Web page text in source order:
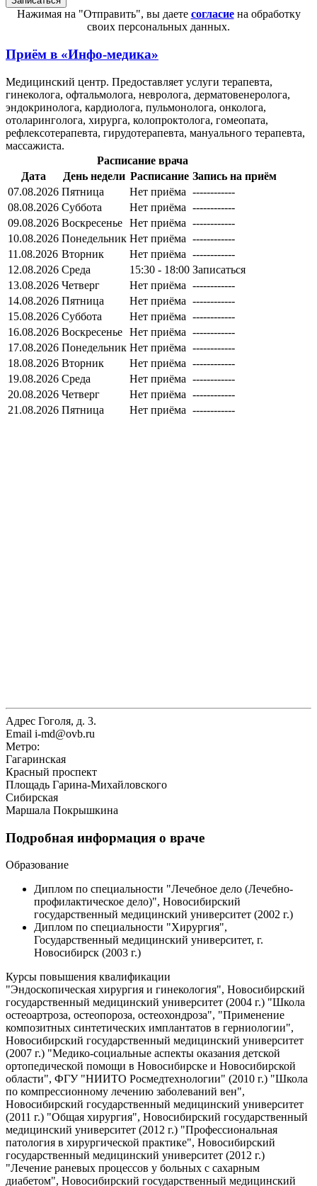
Нажимая на "Отправить", вы даете согласиена обработку
своих персональных данных.
Приём в «Инфо-медика»
Медицинский центр. Предоставляет услуги терапевта,
гинеколога, офтальмолога, невролога, дерматовенеролога,
эндокринолога, кардиолога, пульмонолога, онколога,
отоларинголога, хирурга, колопроктолога, гомеопата,
рефлексотерапевта, гирудотерапевта, мануального терапевта,
массажиста.
Расписание врача
Дата
День недели Расписание Запись на приём
07.08.2026 Пятница Нет приёма ------------
08.08.2026 Суббота Нет приёма ------------
09.08.2026 Воскресенье Нет приёма ------------
10.08.2026 Понедельник Нет приёма ------------
11.08.2026 Вторник Нет приёма ------------
12.08.2026 Среда 15:30 - 18:00 Записаться
13.08.2026 Четверг Нет приёма ------------
14.08.2026 Пятница Нет приёма ------------
15.08.2026 Суббота Нет приёма ------------
16.08.2026 Воскресенье Нет приёма ------------
17.08.2026 Понедельник Нет приёма ------------
18.08.2026 Вторник Нет приёма ------------
19.08.2026 Среда Нет приёма ------------
20.08.2026 Четверг Нет приёма ------------
21.08.2026 Пятница Нет приёма ------------
Адрес Гоголя, д. 3.
Email i-md@ovb.ru
Метро:
Гагаринская
Красный проспект
Площадь Гарина-Михайловского
Сибирская
Маршала Покрышкина
Подробная информация о враче
Образование
Диплом по специальности "Лечебное дело (Лечебно-
профилактическое дело)", Новосибирский
государственный медицинский университет (2002 г.)
Диплом по специальности "Хирургия",
Государственный медицинский университет, г.
Новосибирск (2003 г.)
Курсы повышения квалификации
"Эндоскопическая хирургия и гинекология", Новосибирский
государственный медицинский университет (2004 г.) "Школа
остеоартроза, остеопороза, остеохондроза", "Применение
композитных синтетических имплантатов в герниологии",
Новосибирский государственный медицинский университет
(2007 г.) "Медико-социальные аспекты оказания детской
ортопедической помощи в Новосибирске и Новосибирской
области", ФГУ "НИИТО Росмедтехнологии" (2010 г.) "Школа
по компрессионному лечению заболеваний вен",
Новосибирский государственный медицинский университет
(2011 г.) "Общая хирургия", Новосибирский государственный
медицинский университет (2012 г.) "Профессиональная
патология в хирургической практике", Новосибирский
государственный медицинский университет (2012 г.)
"Лечение раневых процессов у больных с сахарным
диабетом", Новосибирский государственный медицинский